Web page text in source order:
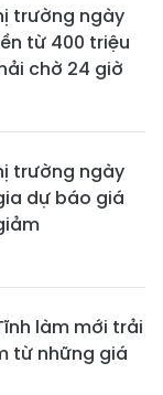
trường ngày
từ 400 triệu
chờ 24 giờ
trường ngày
dự báo giá
làm mới trải
từ những giá